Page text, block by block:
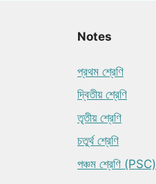
Notes
প্রথম শ্রেণি
দ্বিতীয় শ্রেণি
তৃতীয় শ্রেণি
চতুর্থ শ্রেণি
পঞ্চম শ্রেণি (PSC)